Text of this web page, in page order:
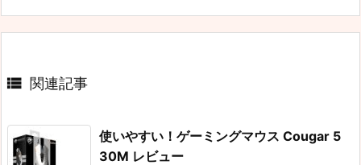
 関連記事
使いやすい！ゲーミングマウス Cougar 5
30M レビュー